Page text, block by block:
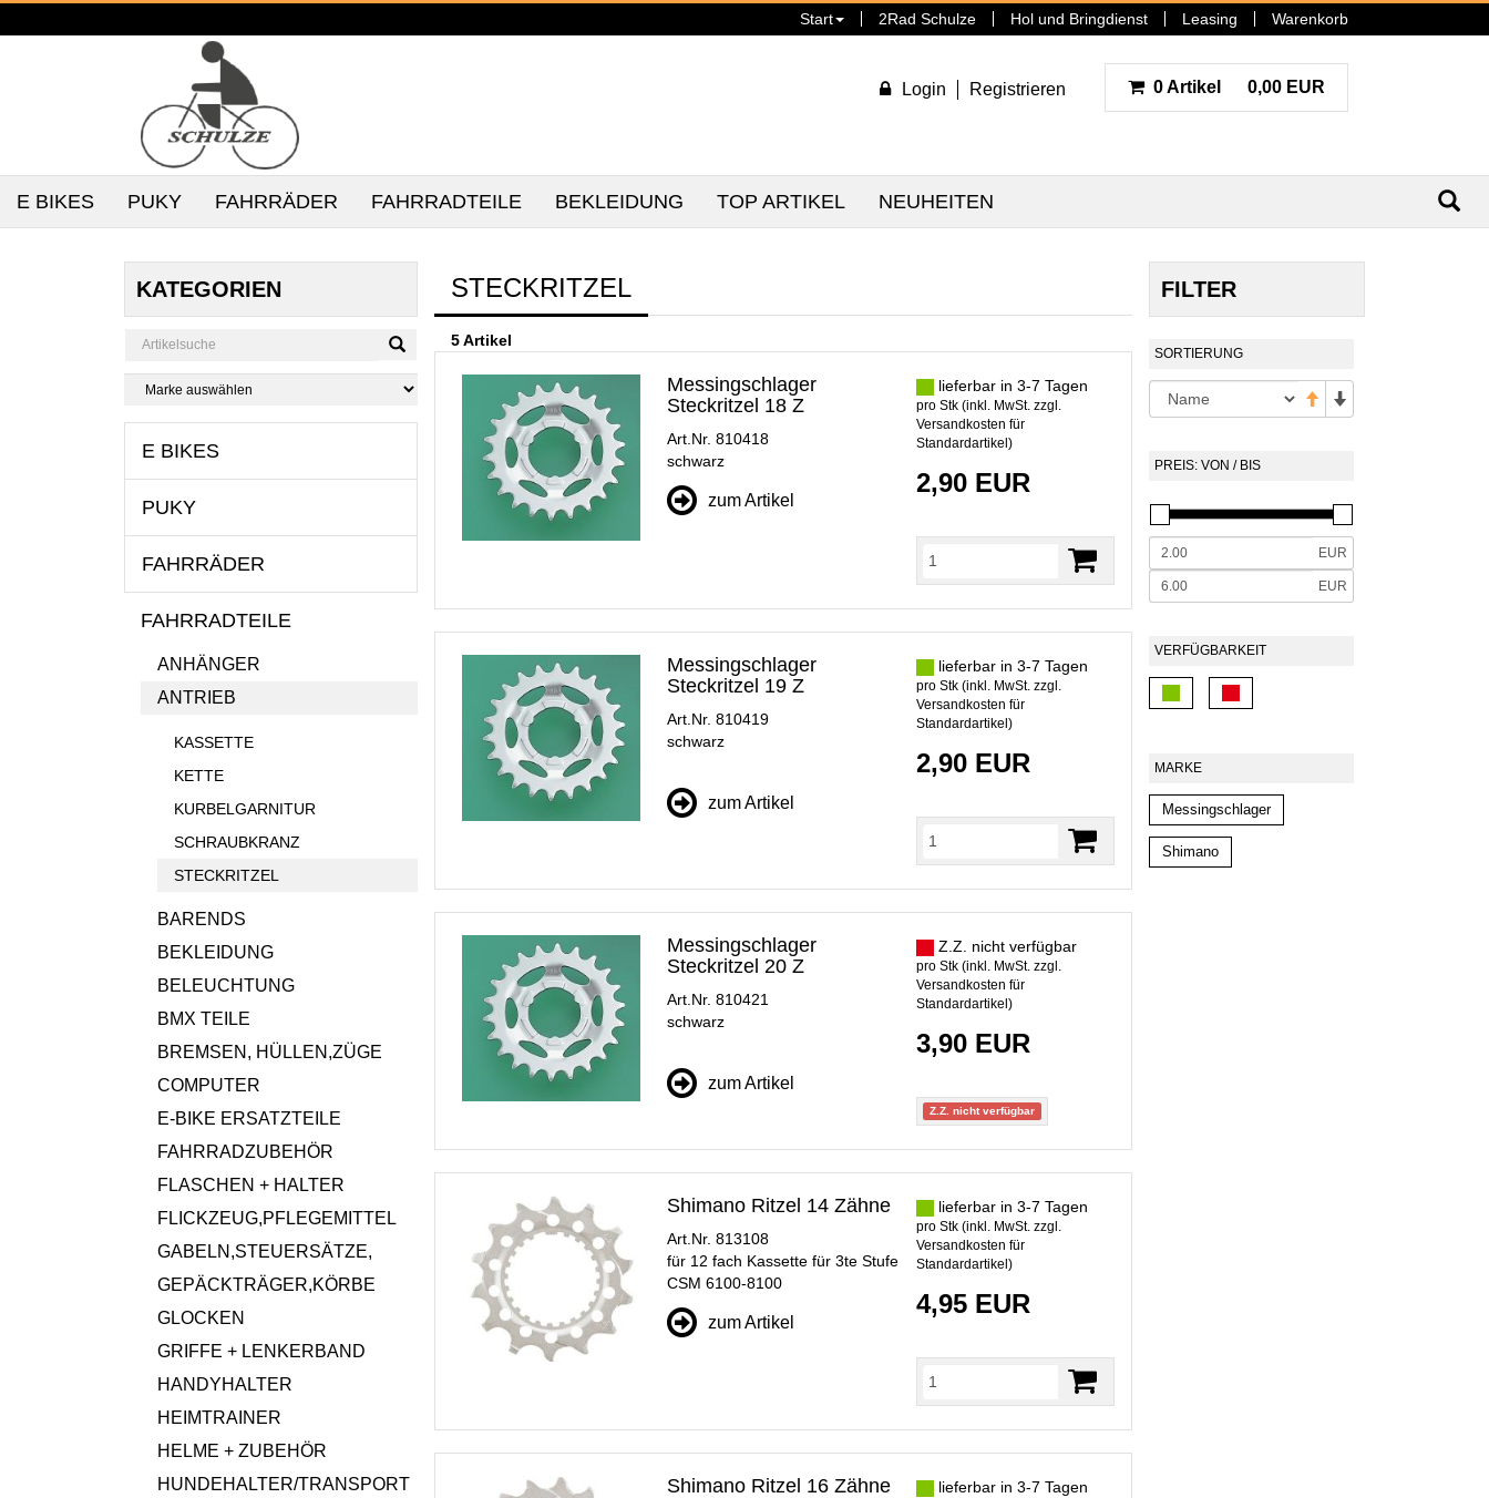
Start 2Rad Schulze Hol und Bringdienst Leasing Warenkorb
Login Registrieren 0 Artikel 0,00 EUR
E BIKES PUKY FAHRRÄDER FAHRRADTEILE BEKLEIDUNG TOP ARTIKEL NEUHEITEN
KATEGORIEN
E BIKES
PUKY
FAHRRÄDER
FAHRRADTEILE
ANHÄNGER
ANTRIEB
KASSETTE
KETTE
KURBELGARNITUR
SCHRAUBKRANZ
STECKRITZEL
BARENDS
BEKLEIDUNG
BELEUCHTUNG
BMX TEILE
BREMSEN, HÜLLEN,ZÜGE
COMPUTER
E-BIKE ERSATZTEILE
FAHRRADZUBEHÖR
FLASCHEN + HALTER
FLICKZEUG,PFLEGEMITTEL
GABELN,STEUERSÄTZE,
GEPÄCKTRÄGER,KÖRBE
GLOCKEN
GRIFFE + LENKERBAND
HANDYHALTER
HEIMTRAINER
HELME + ZUBEHÖR
HUNDEHALTER/TRANSPORT
STECKRITZEL
5 Artikel
Messingschlager
Steckritzel 18 Z
Art.Nr. 810418
schwarz
zum Artikel
lieferbar in 3-7 Tagen
pro Stk (inkl. MwSt. zzgl.
Versandkosten für
Standardartikel )
2,90 EUR
Messingschlager
Steckritzel 19 Z
Art.Nr. 810419
schwarz
zum Artikel
lieferbar in 3-7 Tagen
pro Stk (inkl. MwSt. zzgl.
Versandkosten für
Standardartikel )
2,90 EUR
Messingschlager
Steckritzel 20 Z
Art.Nr. 810421
schwarz
zum Artikel
Z.Z. nicht verfügbar
pro Stk (inkl. MwSt. zzgl.
Versandkosten für
Standardartikel )
3,90 EUR
Z.Z. nicht verfügbar
Shimano Ritzel 14 Zähne
Art.Nr. 813108
für 12 fach Kassette für 3te Stufe
CSM 6100-8100
zum Artikel
lieferbar in 3-7 Tagen
pro Stk (inkl. MwSt. zzgl.
Versandkosten für
Standardartikel )
4,95 EUR
Shimano Ritzel 16 Zähne lieferbar in 3-7 Tagen
FILTER
SORTIERUNG
PREIS: VON / BIS
EUR
EUR
VERFÜGBARKEIT
MARKE
Messingschlager
Shimano